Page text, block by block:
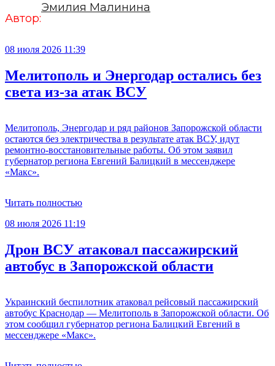
Автор:
Эмилия Малинина
08 июля 2026 11:39
Мелитополь и Энергодар остались без
света из-за атак ВСУ
Мелитополь, Энергодар и ряд районов Запорожской области
остаются без электричества в результате атак ВСУ, идут
ремонтно-восстановительные работы. Об этом заявил
губернатор региона Евгений Балицкий в мессенджере
«Макс».
Читать полностью
08 июля 2026 11:19
Дрон ВСУ атаковал пассажирский
автобус в Запорожской области
Украинский беспилотник атаковал рейсовый пассажирский
автобус Краснодар — Мелитополь в Запорожской области. Об
этом сообщил губернатор региона Балицкий Евгений в
мессенджере «Макс».